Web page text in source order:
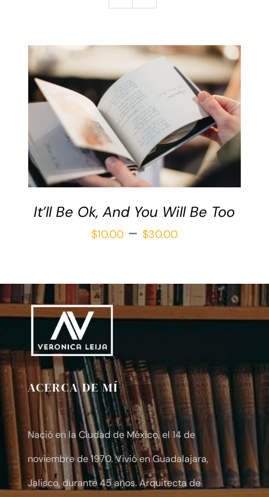
Blog
Verónica Leija
Alumnos
Contáctame
SELECCIONAR OPCIONES
DETAILS
It’ll Be Ok, And You Will Be Too
$10.00 – $30.00Price
$10.00
through
ACERCA DE MÍ
Nació en la Ciudad de México, el 14 de
noviembre de 1970. Vivió en Guadalajara,
Jalisco, durante 45 años. Arquitecta de